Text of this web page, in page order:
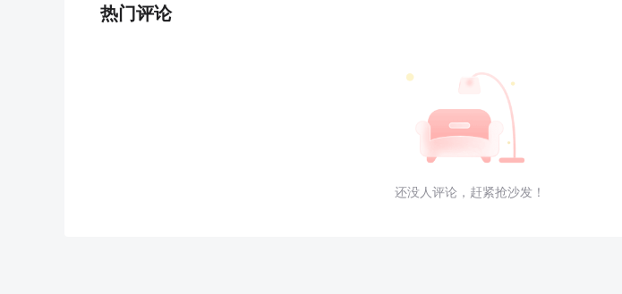
热门评论
还没人评论，赶紧抢沙发！